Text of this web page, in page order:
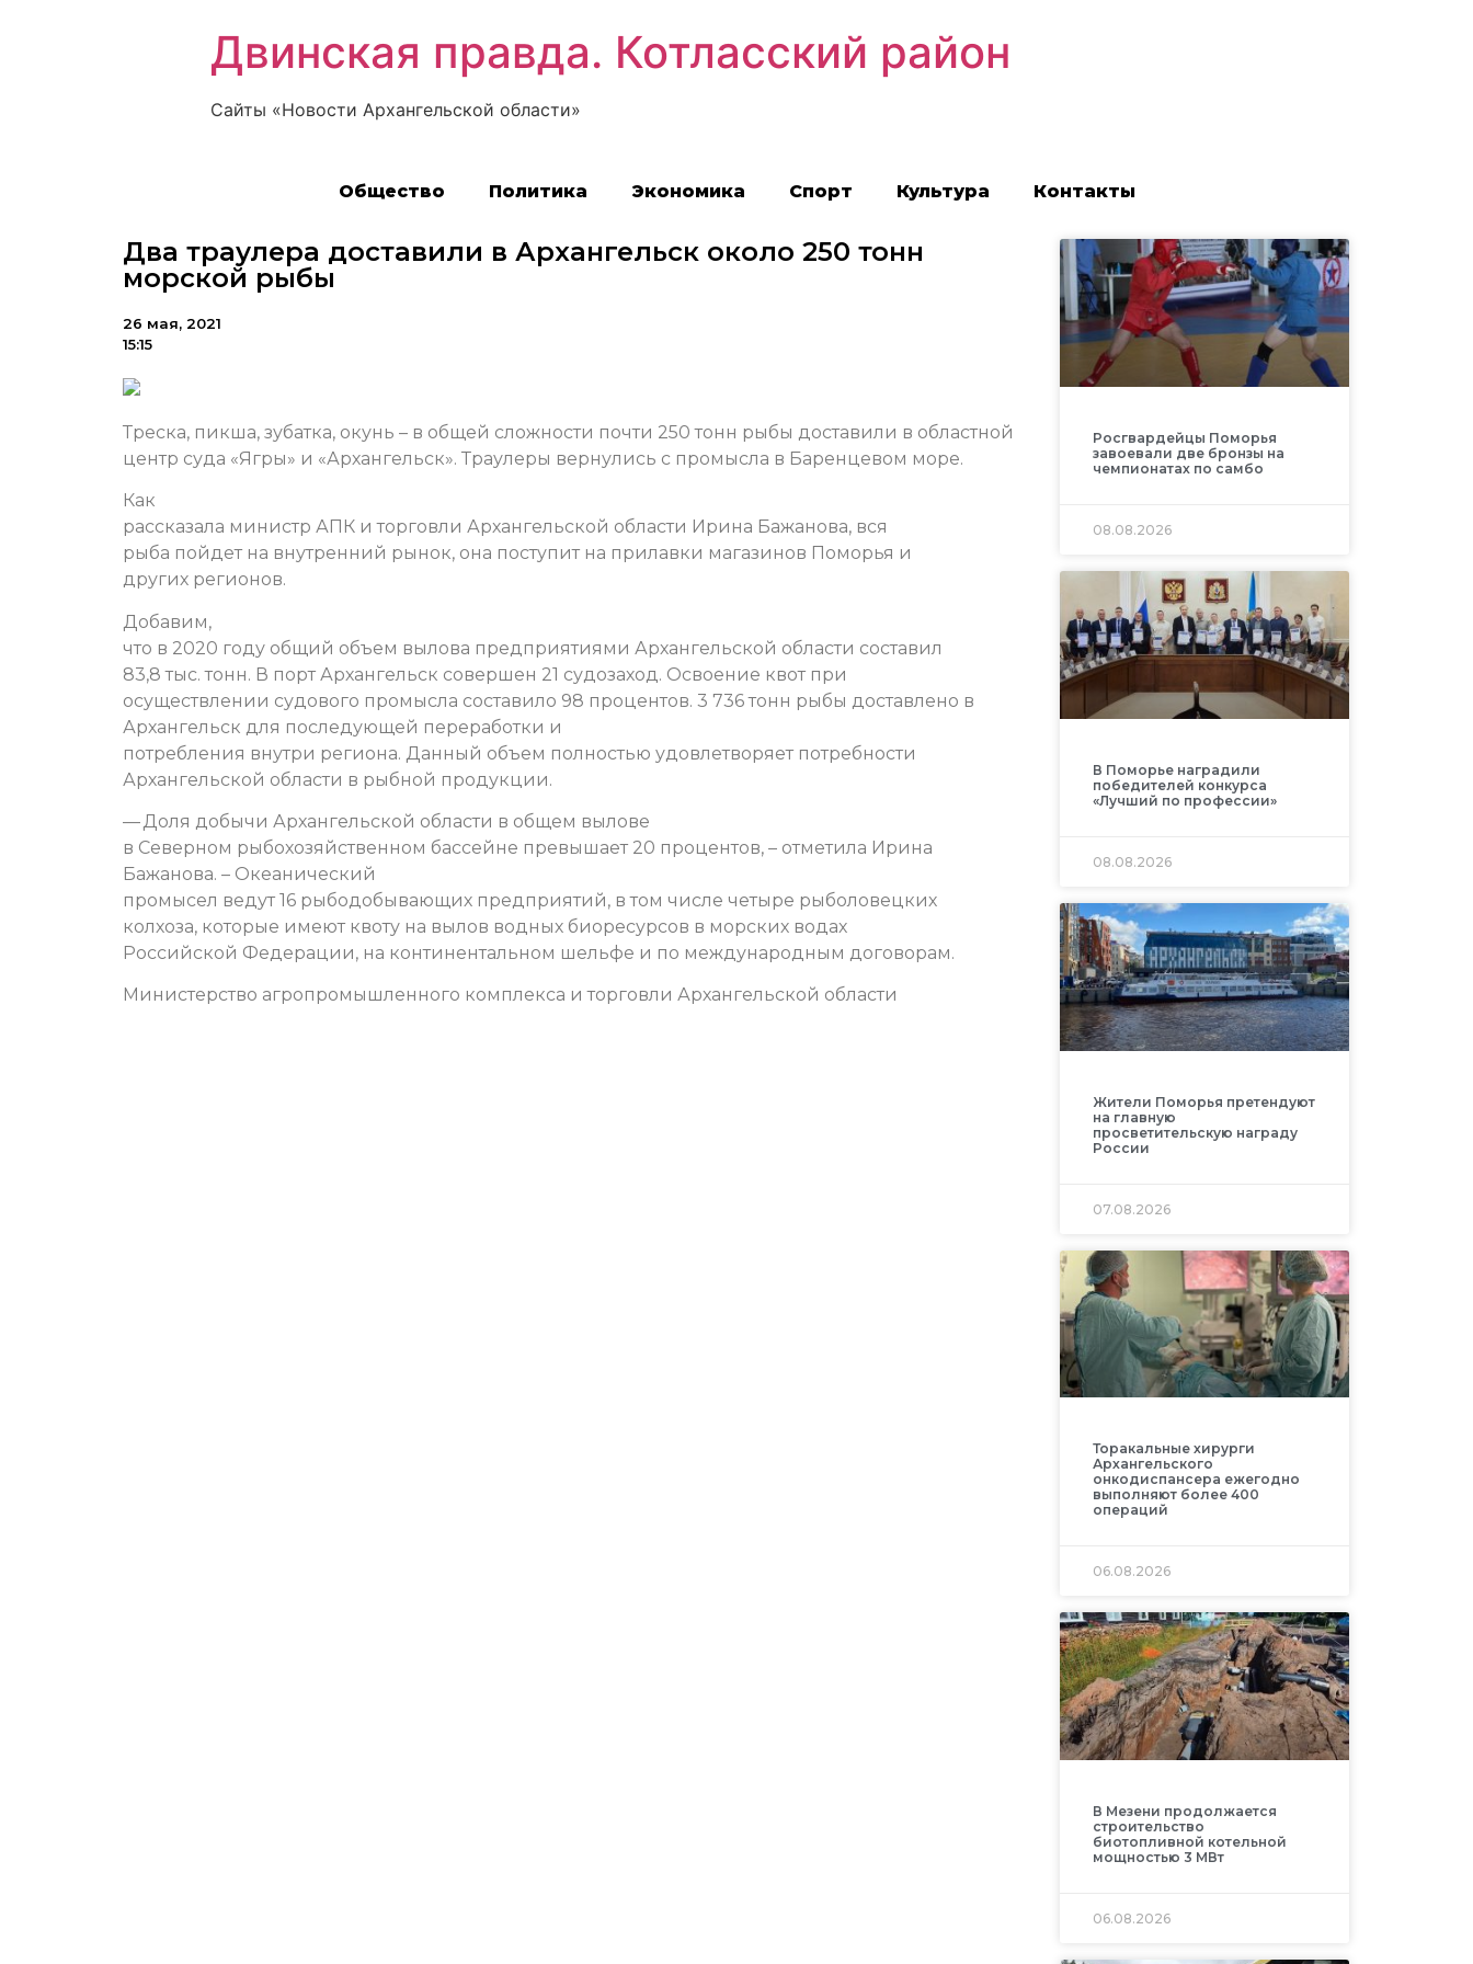
Двинская правда. Котласский район
Сайты «Новости Архангельской области»
Общество Политика Экономика Спорт Культура Контакты
Два траулера доставили в Архангельск около 250 тонн
морской рыбы
26 мая, 2021
15:15
Треска, пикша, зубатка, окунь – в общей сложности почти 250 тонн рыбы доставили в областной
центр суда «Ягры» и «Архангельск». Траулеры вернулись с промысла в Баренцевом море.
Как
рассказала министр АПК и торговли Архангельской области Ирина Бажанова, вся
рыба пойдет на внутренний рынок, она поступит на прилавки магазинов Поморья и
других регионов.
Добавим,
что в 2020 году общий объем вылова предприятиями Архангельской области составил
83,8 тыс. тонн. В порт Архангельск совершен 21 судозаход. Освоение квот при
осуществлении судового промысла составило 98 процентов. 3 736 тонн рыбы доставлено в
Архангельск для последующей переработки и
потребления внутри региона. Данный объем полностью удовлетворяет потребности
Архангельской области в рыбной продукции.
— Доля добычи Архангельской области в общем вылове
в Северном рыбохозяйственном бассейне превышает 20 процентов, – отметила Ирина
Бажанова. – Океанический
промысел ведут 16 рыбодобывающих предприятий, в том числе четыре рыболовецких
колхоза, которые имеют квоту на вылов водных биоресурсов в морских водах
Российской Федерации, на континентальном шельфе и по международным договорам.
Министерство агропромышленного комплекса и торговли Архангельской области
Росгвардейцы Поморья
завоевали две бронзы на
чемпионатах по самбо
08.08.2026
В Поморье наградили
победителей конкурса
«Лучший по профессии»
08.08.2026
Жители Поморья претендуют
на главную
просветительскую награду
России
07.08.2026
Торакальные хирурги
Архангельского
онкодиспансера ежегодно
выполняют более 400
операций
06.08.2026
В Мезени продолжается
строительство
биотопливной котельной
мощностью 3 МВт
06.08.2026